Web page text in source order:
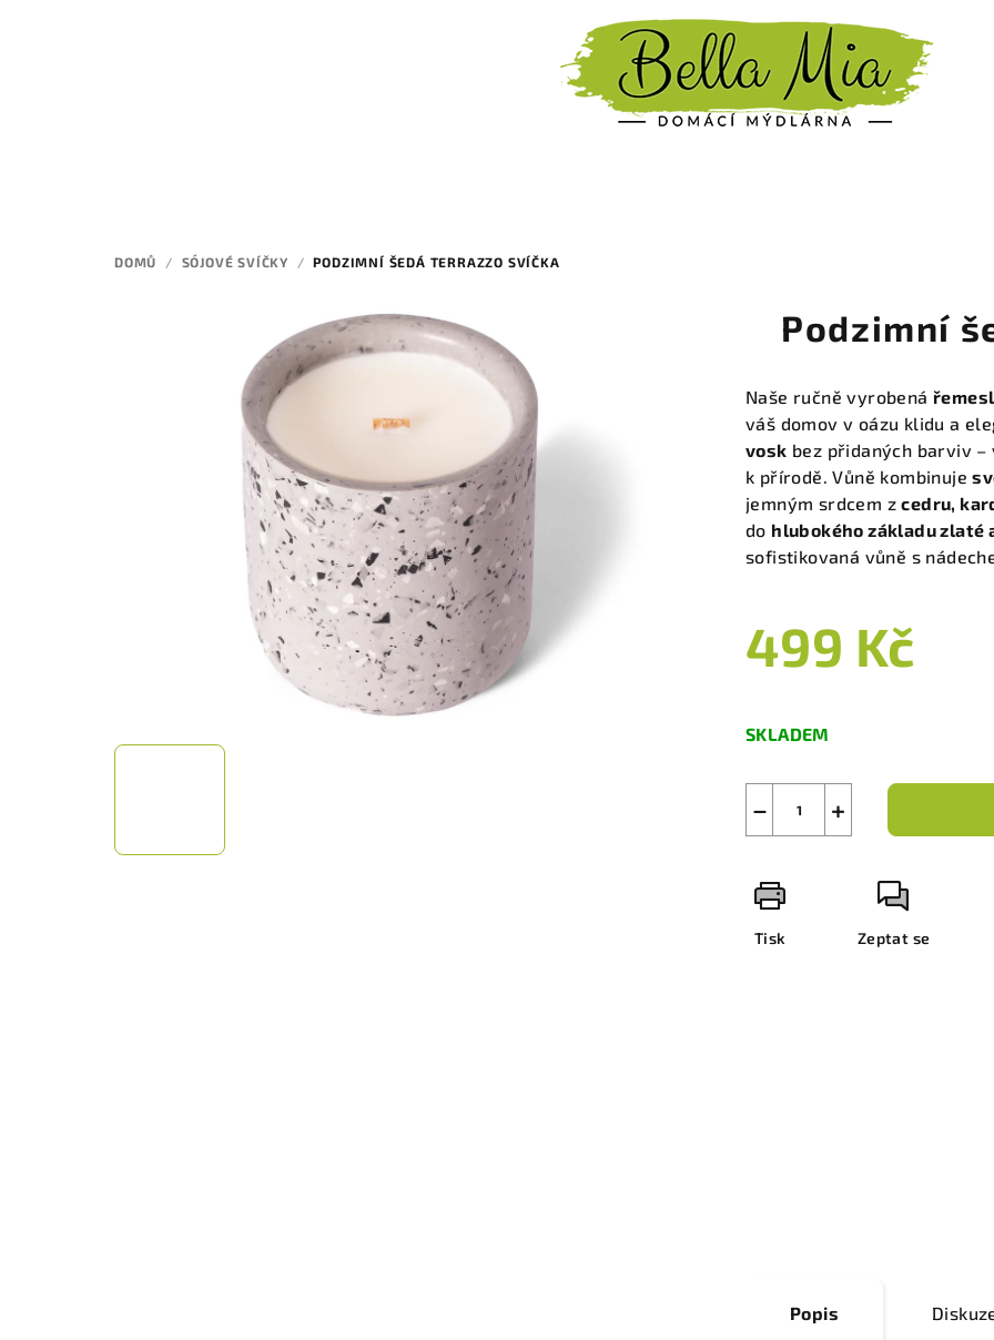
DOMŮ / SÓJOVÉ SVÍČKY / PODZIMNÍ ŠEDÁ TERRAZZO SVÍČKA
Podzimní
Naše ručně vyrobená
váš domov v oázu klidu a
vosk bez přidaných barviv
k přírodě. Vůně kombinuje
jemným srdcem zcedru,
do hlubokého základu zlaté
sofistikovaná vůně s
499 Kč
cena:
SKLADEM
+
−
Tisk Zeptat se
Popis